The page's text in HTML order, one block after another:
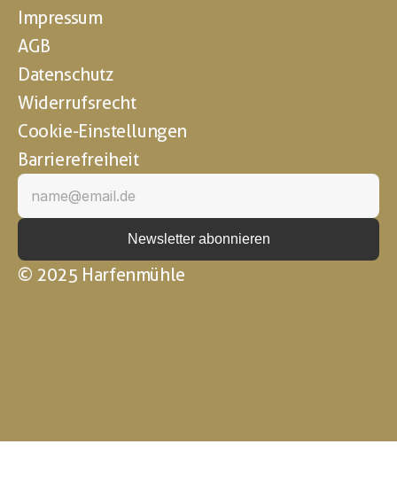
Impressum
AGB
Datenschutz
Widerrufsrecht
Cookie-Einstellungen
Barrierefreiheit
© 2025 Harfenmühle